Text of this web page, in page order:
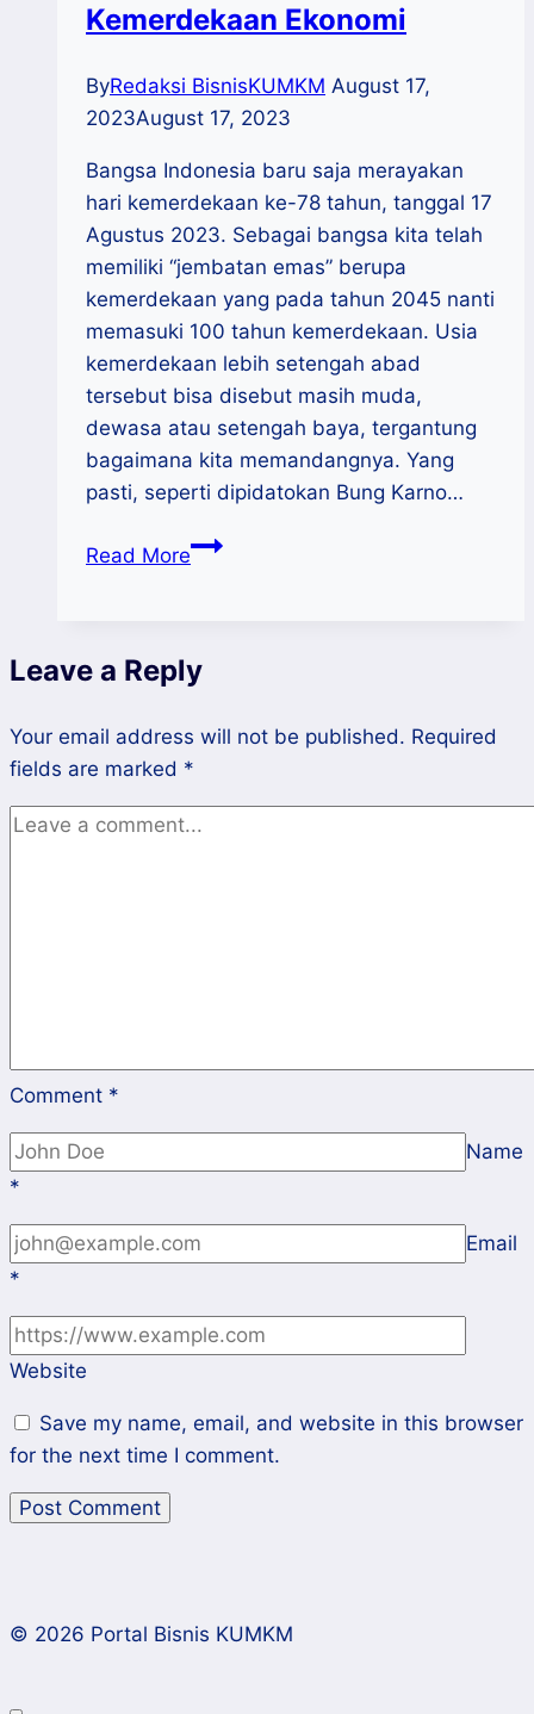
Kemerdekaan Ekonomi
ByRedaksi BisnisKUMKM August 17,
2023August 17, 2023
Bangsa Indonesia baru saja merayakan
hari kemerdekaan ke-78 tahun, tanggal 17
Agustus 2023. Sebagai bangsa kita telah
memiliki “jembatan emas” berupa
kemerdekaan yang pada tahun 2045 nanti
memasuki 100 tahun kemerdekaan. Usia
kemerdekaan lebih setengah abad
tersebut bisa disebut masih muda,
dewasa atau setengah baya, tergantung
bagaimana kita memandangnya. Yang
pasti, seperti dipidatokan Bung Karno…
Read MorePeran
Ekonomi
Leave a Reply
Your email address will not be published. Required
fields are marked *
Comment *
Name
*
Email
*
Website
Save my name, email, and website in this browser
for the next time I comment.
© 2026 Portal Bisnis KUMKM